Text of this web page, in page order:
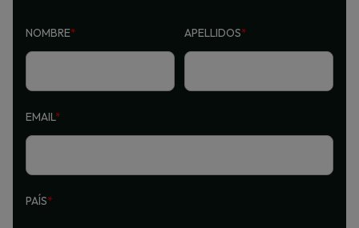
NOMBRE* APELLIDOS*
EMAIL*
PAÍS*